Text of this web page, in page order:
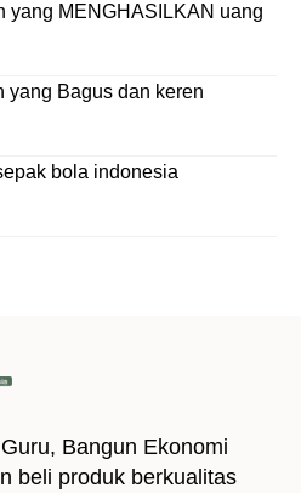
yang MENGHASILKAN uang
yang Bagus dan keren
bola indonesia
Bangun Ekonomi
beli produk berkualitas